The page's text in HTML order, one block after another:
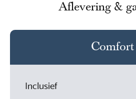
Aflevering &
Comfort
Inclusief